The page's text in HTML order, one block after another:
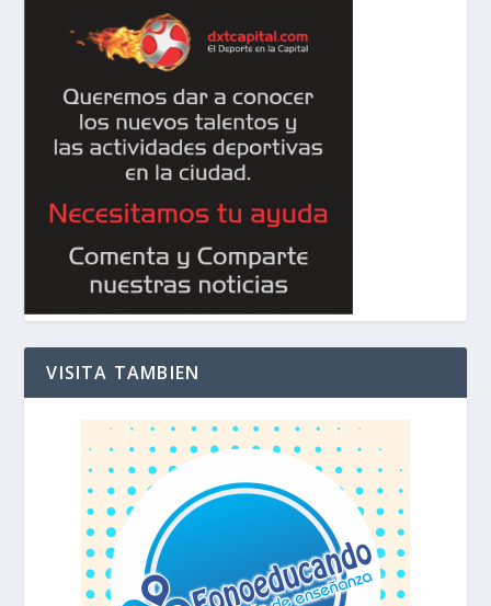
VISITA TAMBIEN